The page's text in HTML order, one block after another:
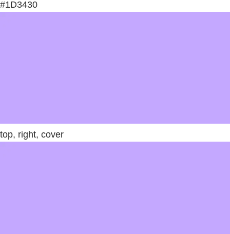
#1D3430
top, right, cover